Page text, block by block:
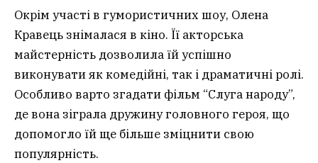
Окрім участі в гумористичних шоу, Олена
Кравець знімалася в кіно. Її акторська
майстерність дозволила їй успішно
виконувати як комедійні, так і драматичні ролі.
Особливо варто згадати фільм “Слуга народу”,
де вона зіграла дружину головного героя, що
допомогло їй ще більше зміцнити свою
популярність.